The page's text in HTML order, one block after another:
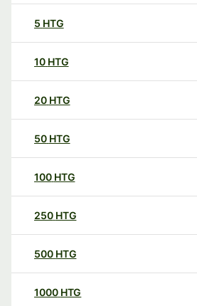
5 HTG
10 HTG
20 HTG
50 HTG
100 HTG
250 HTG
500 HTG
1000 HTG